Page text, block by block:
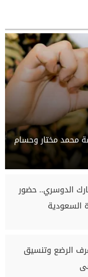
محمد مختار وحسام
الدوسري.. حضور
السعودية
الرضع وتنسيق